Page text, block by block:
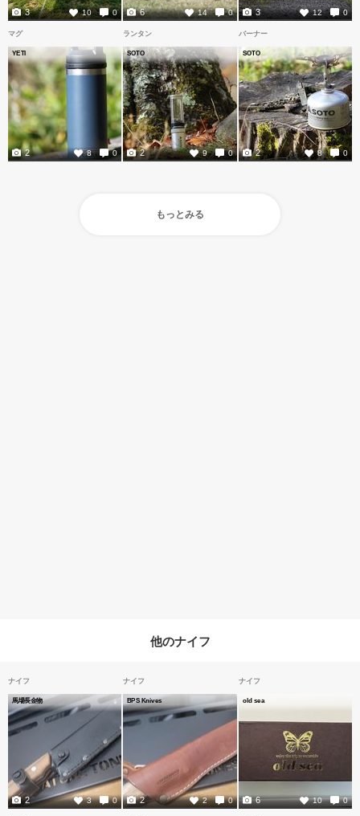
10 0
3 14 0
6 12 0
3
マグ
YETI
8 0
2
ランタン
SOTO
9 0
2
バーナー
SOTO
8 0
2
もっとみる
他のナイフ
ナイフ
馬場長金物
3 0
2
ナイフ
BPS Knives
2 0
2
ナイフ
old sea
10 0
6